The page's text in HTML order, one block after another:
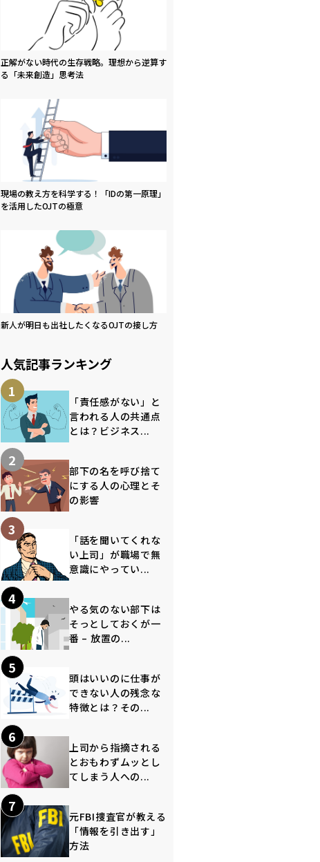
正解がない時代の生存戦略。理想から逆算す
る「未来創造」思考法
現場の教え方を科学する！「IDの第一原理」
を活用したOJTの極意
新人が明日も出社したくなるOJTの接し方
人気記事ランキング
1
「責任感がない」と
言われる人の共通点
とは？ビジネス...
2
部下の名を呼び捨て
にする人の心理とそ
の影響
3
「話を聞いてくれな
い上司」が職場で無
意識にやってい...
4
やる気のない部下は
そっとしておくが一
番 – 放置の...
5
頭はいいのに仕事が
できない人の残念な
特徴とは？その...
6
上司から指摘される
とおもわずムッとし
てしまう人への...
7
元FBI捜査官が教える
「情報を引き出す」
方法